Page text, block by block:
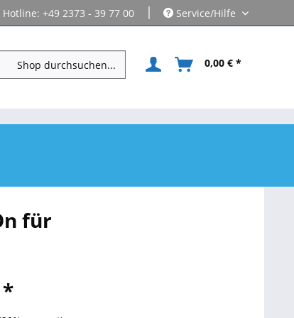
Hotline: +49 2373 - 39 77 00 | Service/Hilfe
0,00 € *
für
*